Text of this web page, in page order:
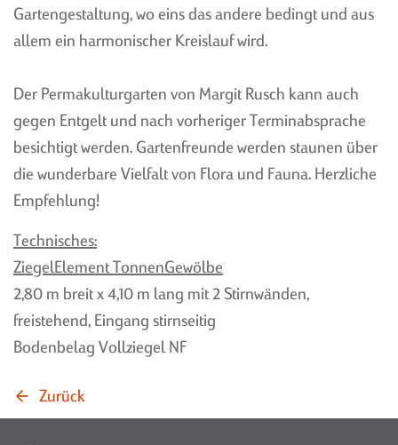
WARUM EIN
WESHALB MIT ZIEGEL?
LAGERUNG VON OBST UND
GEMÜSE
LAGERUNG VON WEIN
KELLERMEISTERS
KELLERKNIGGE
KÄSEREIFEKELLER
GENEHMIGUNG
KONTAKTFORMULAR
ANFRAGE-FORMULAR
ANSPRECHPARTNER
NEWSLETTER
BAUUNTERNEHMUNGEN
MIT GEWÖLBEERFAHRUNG
ÖFFNUNGSZEITEN
Gartengestaltung, wo eins das andere bedingt und aus
allem ein harmonischer Kreislauf wird.
Der Permakulturgarten von Margit Rusch kann auch
gegen Entgelt und nach vorheriger Terminabsprache
besichtigt werden. Gartenfreunde werden staunen über
die wunderbare Vielfalt von Flora und Fauna. Herzliche
Empfehlung!
Technisches:
ZiegelElement TonnenGewölbe
2,80 m breit x 4,10 m lang mit 2 Stirnwänden,
freistehend, Eingang stirnseitig
Bodenbelag Vollziegel NF
Zurück